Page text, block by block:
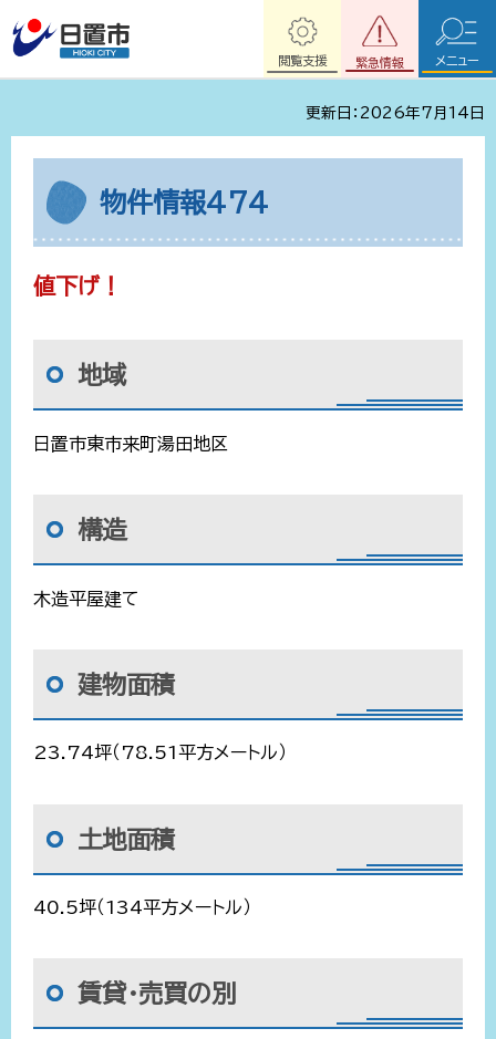
緊急情報
閲覧支援 メニュー
更新日：2026年7月14日
物件情報474
値下げ！
地域
日置市東市来町湯田地区
構造
木造平屋建て
建物面積
23.74坪（78.51平方メートル）
土地面積
40.5坪（134平方メートル）
賃貸・売買の別